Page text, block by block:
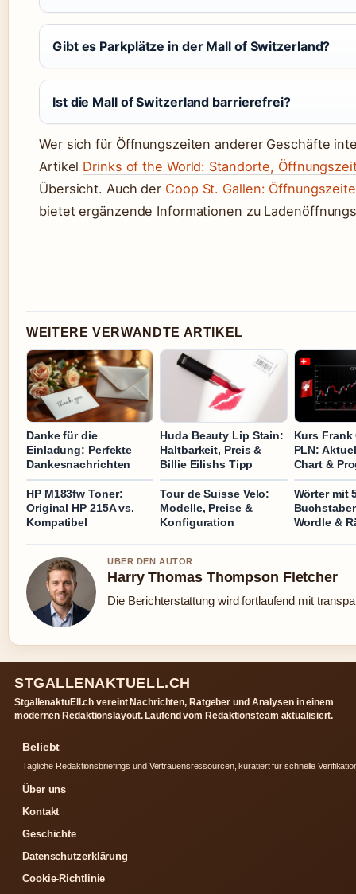
Gibt es Parkplätze in der Mall of Switzerland?
Ist die Mall of Switzerland barrierefrei?
Wer sich für Öffnungszeiten anderer Geschäfte
Artikel Drinks of the World: Standorte,
Übersicht. Auch der Coop St. Gallen:
bietet ergänzende Informationen zu
WEITERE VERWANDTE ARTIKEL
Danke für die
Einladung: Perfekte
Dankesnachrichten
Huda Beauty Lip Stain:
Haltbarkeit, Preis &
Billie Eilishs Tipp
Kurs Frank
PLN:
Chart &
HP M183fw Toner:
Original HP 215A vs.
Kompatibel
Tour de Suisse Velo:
Modelle, Preise &
Konfiguration
Wörter mit
Wordle &
UBER DEN AUTOR
Harry Thomas Thompson Fletcher
Die Berichterstattung wird fortlaufend mit
STGALLENAKTUELL.CH
StgallenaktuEll.ch vereint Nachrichten, Ratgeber und Analysen in einem
modernen Redaktionslayout. Laufend vom Redaktionsteam aktualisiert.
Beliebt
Tagliche Redaktionsbriefings und Vertrauensressourcen, kuratiert fur schnelle
Über uns
Kontakt
Geschichte
Datenschutzerklärung
Cookie-Richtlinie